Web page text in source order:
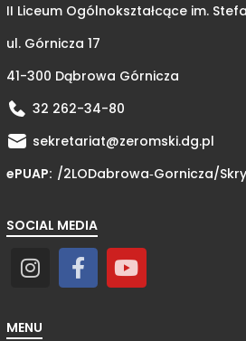
II Liceum Ogólnokształcące im.
ul. Górnicza 17
41-300 Dąbrowa Górnicza
32 262-34-80
sekretariat@zeromski.dg.pl
ePUAP: /2LODabrowa‑Gornicza/
SOCIAL MEDIA
MENU